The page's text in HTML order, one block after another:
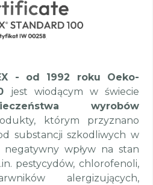
- od 1992 roku Oeko-
jest wiodącym w świecie
wyrobów
którym przyznano
substancji szkodliwych w
negatywny wpływ na stan
pestycydów, chlorofenoli,
alergizujących,